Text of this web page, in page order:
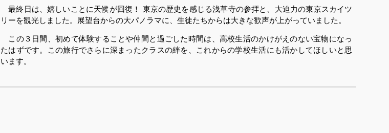
最終日は、嬉しいことに天候が回復！ 東京の歴史を感じる浅草寺の参拝と、大迫力の東京スカイツ
リーを観光しました。展望台からの大パノラマに、生徒たちからは大きな歓声が上がっていました。
この３日間、初めて体験することや仲間と過ごした時間は、高校生活のかけがえのない宝物になっ
たはずです。この旅行でさらに深まったクラスの絆を、これからの学校生活にも活かしてほしいと思
います。